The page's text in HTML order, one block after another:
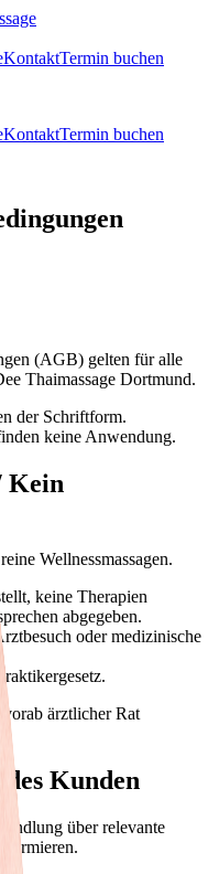
KontaktTermin buchen
KontaktTermin buchen
(AGB) gelten für alle
Thaimassage Dortmund.
der Schriftform.
keine Anwendung.
Kein
Wellnessmassagen.
keine Therapien
abgegeben.
oder medizinische
ärztlicher Rat
des Kunden
über relevante